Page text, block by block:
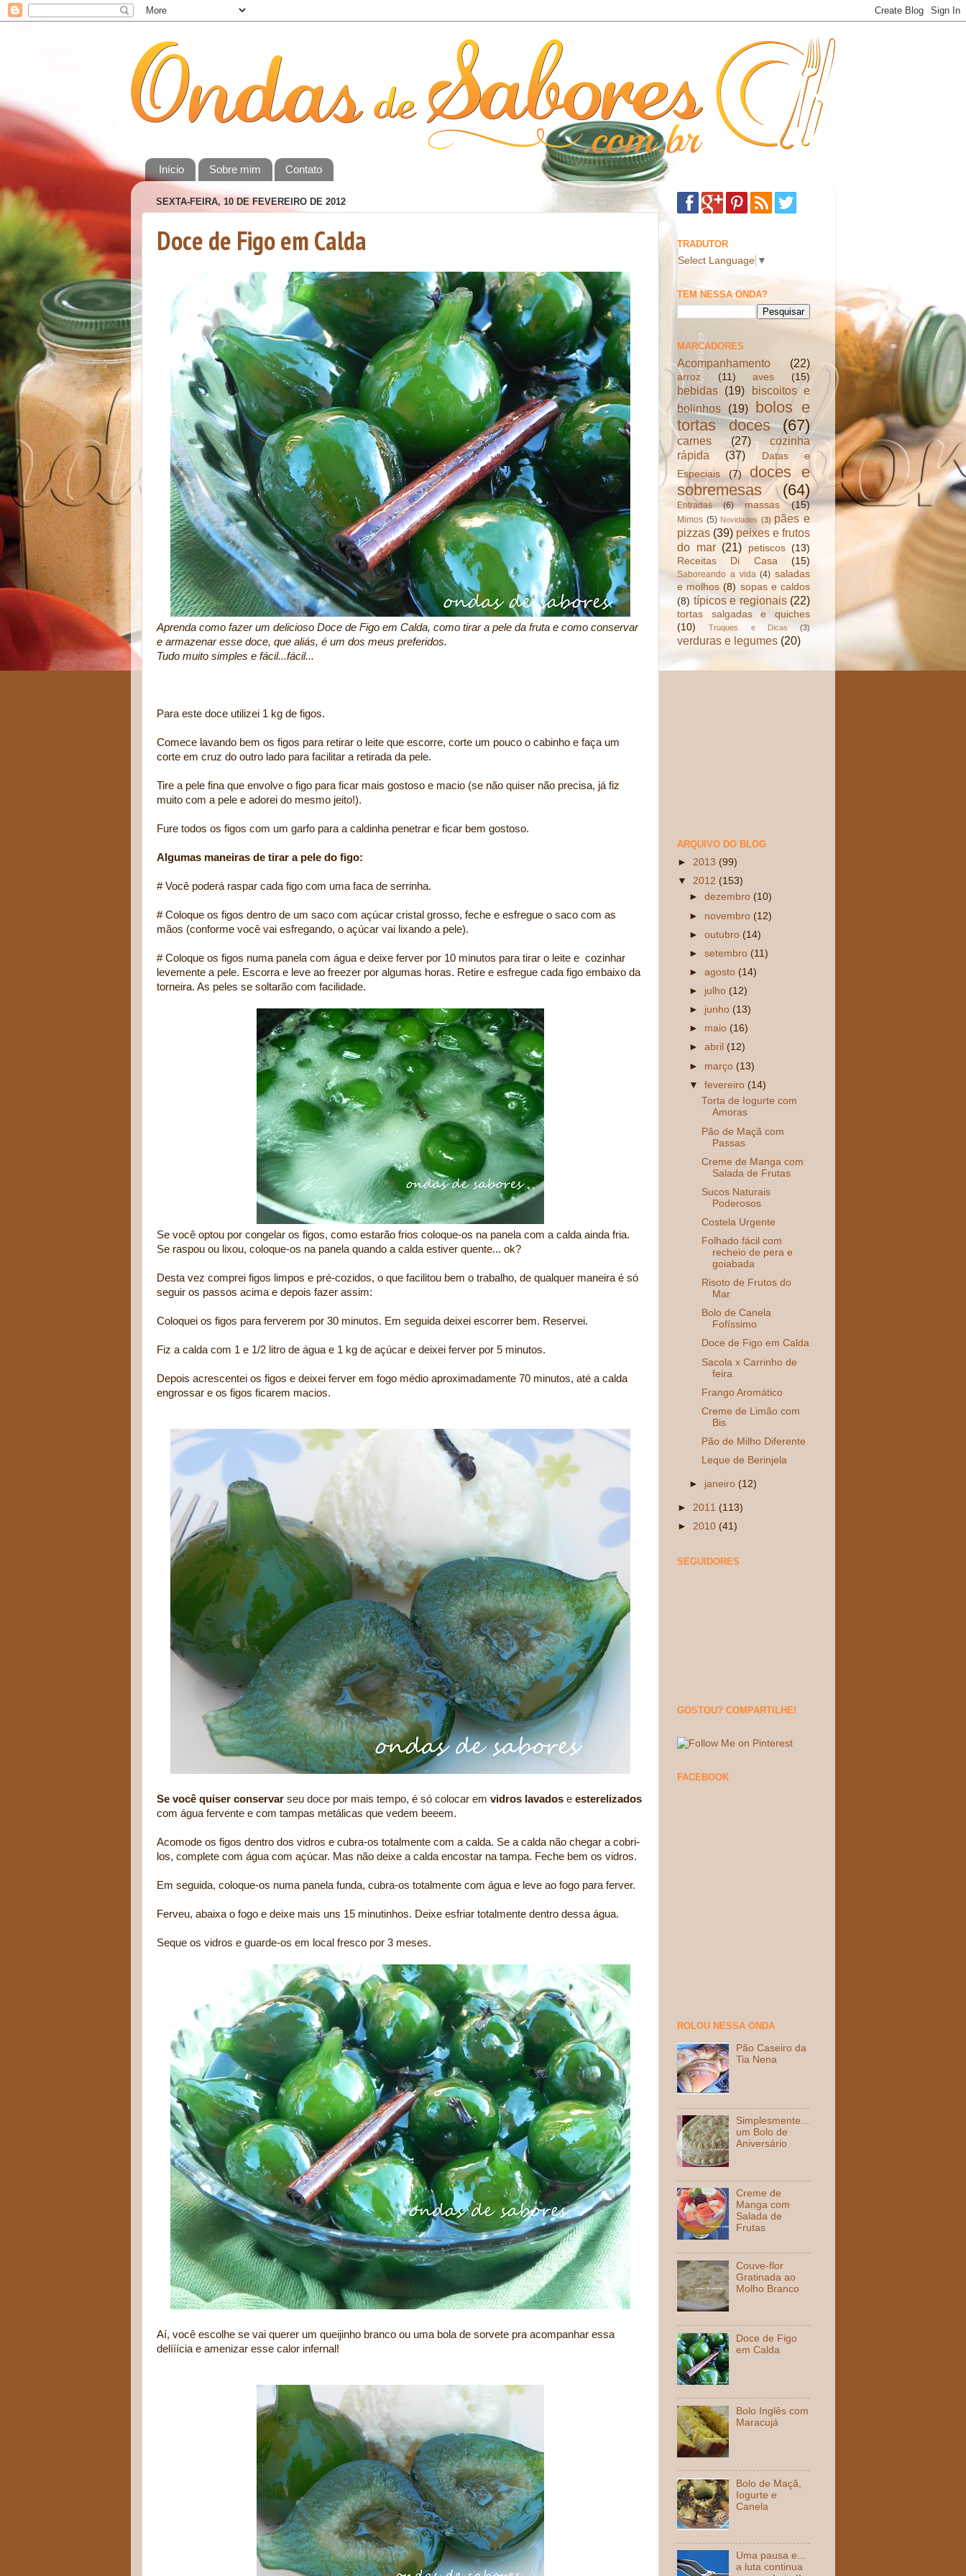
Início Sobre mim Contato
SEXTA-FEIRA, 10 DE FEVEREIRO DE 2012
Doce de Figo em Calda
Aprenda como fazer um delicioso Doce de Figo em Calda, como tirar a pele da fruta e como conservar
e armazenar esse doce, que aliás, é um dos meus preferidos.
Tudo muito simples e fácil...fácil...
Para este doce utilizei 1 kg de figos.
Comece lavando bem os figos para retirar o leite que escorre, corte um pouco o cabinho e faça um
corte em cruz do outro lado para facilitar a retirada da pele.
Tire a pele fina que envolve o figo para ficar mais gostoso e macio (se não quiser não precisa, já fiz
muito com a pele e adorei do mesmo jeito!).
Fure todos os figos com um garfo para a caldinha penetrar e ficar bem gostoso.
Algumas maneiras de tirar a pele do figo:
# Você poderá raspar cada figo com uma faca de serrinha.
# Coloque os figos dentro de um saco com açúcar cristal grosso, feche e esfregue o saco com as
mãos (conforme você vai esfregando, o açúcar vai lixando a pele).
# Coloque os figos numa panela com água e deixe ferver por 10 minutos para tirar o leite e cozinhar
levemente a pele. Escorra e leve ao freezer por algumas horas. Retire e esfregue cada figo embaixo da
torneira. As peles se soltarão com facilidade.
Se você optou por congelar os figos, como estarão frios coloque-os na panela com a calda ainda fria.
Se raspou ou lixou, coloque-os na panela quando a calda estiver quente... ok?
Desta vez comprei figos limpos e pré-cozidos, o que facilitou bem o trabalho, de qualquer maneira é só
seguir os passos acima e depois fazer assim:
Coloquei os figos para ferverem por 30 minutos. Em seguida deixei escorrer bem. Reservei.
Fiz a calda com 1 e 1/2 litro de água e 1 kg de açúcar e deixei ferver por 5 minutos.
Depois acrescentei os figos e deixei ferver em fogo médio aproximadamente 70 minutos, até a calda
engrossar e os figos ficarem macios.
Se você quiser conservar seu doce por mais tempo, é só colocar em vidros lavados e esterelizados
com água fervente e com tampas metálicas que vedem beeem.
Acomode os figos dentro dos vidros e cubra-os totalmente com a calda. Se a calda não chegar a cobri-
los, complete com água com açúcar. Mas não deixe a calda encostar na tampa. Feche bem os vidros.
Em seguida, coloque-os numa panela funda, cubra-os totalmente com água e leve ao fogo para ferver.
Ferveu, abaixa o fogo e deixe mais uns 15 minutinhos. Deixe esfriar totalmente dentro dessa água.
Seque os vidros e guarde-os em local fresco por 3 meses.
Aí, você escolhe se vai querer um queijinho branco ou uma bola de sorvete pra acompanhar essa
delííícia e amenizar esse calor infernal!
TRADUTOR
Select Language ▼
TEM NESSA ONDA?
MARCADORES
Acompanhamento (22)
arroz (11) aves (15)
bebidas (19)
biscoitos e
bolinhos
(19)
bolos e
tortas doces
(67)
carnes (27)
cozinha
rápida
(37)
Datas e
Especiais
(7)
doces e
sobremesas
(64)
Entradas (6) massas (15)
Mimos (5) Novidades (3) pães e
pizzas (39) peixes e frutos
do mar (21) petiscos (13)
Receitas Di Casa
(15)
Saboreando a vida (4) saladas
e molhos (8) sopas e caldos
(8) típicos e regionais (22)
tortas salgadas e quiches
(10)
Truques e Dicas (3)
verduras e legumes (20)
ARQUIVO DO BLOG
► 2013 (99)
▼ 2012 (153)
►dezembro (10)
► novembro (12)
►outubro (14)
►setembro (11)
►agosto (14)
► julho (12)
► junho (13)
► maio (16)
►abril (12)
► março (13)
▼fevereiro (14)
Torta de Iogurte com
Amoras
Pão de Maçã com
Passas
Creme de Manga com
Salada de Frutas
Sucos Naturais
Poderosos
Costela Urgente
Folhado fácil com
recheio de pera e
goiabada
Risoto de Frutos do
Mar
Bolo de Canela
Fofíssimo
Doce de Figo em Calda
Sacola x Carrinho de
feira
Frango Aromático
Creme de Limão com
Bis
Pão de Milho Diferente
Leque de Berinjela
► janeiro (12)
► 2011 (113)
► 2010 (41)
SEGUIDORES
GOSTOU? COMPARTILHE!
FACEBOOK
ROLOU NESSA ONDA
Pão Caseiro da
Tia Nena
Simplesmente...
um Bolo de
Aniversário
Creme de
Manga com
Salada de
Frutas
Couve-flor
Gratinada ao
Molho Branco
Doce de Figo
em Calda
Bolo Inglês com
Maracujá
Bolo de Maçã,
Iogurte e
Canela
Uma pausa e...
a luta continua